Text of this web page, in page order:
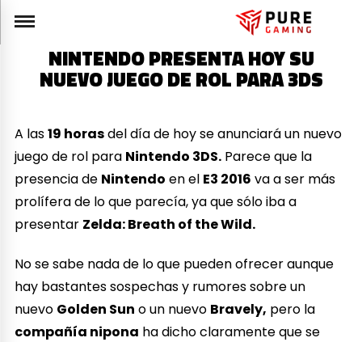
NINTENDO PRESENTA HOY SU
NUEVO JUEGO DE ROL PARA 3DS
A las19 horasdel día de hoy se anunciará un nuevo
juego de rol para Nintendo 3DS. Parece que la
presencia de Nintendo en el E3 2016 va a ser más
prolífera de lo que parecía, ya que sólo iba a
presentar Zelda: Breath of the Wild.
No se sabe nada de lo que pueden ofrecer aunque
hay bastantes sospechas y rumores sobre un
nuevo Golden Sun o un nuevo Bravely, pero la
compañía nipona ha dicho claramente que se